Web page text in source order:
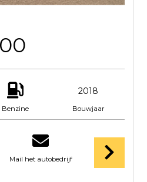
Benzine
2018
Bouwjaar
Mail het autobedrijf